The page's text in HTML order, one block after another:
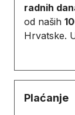
radnih
od naših
Hrvatske.
Plaćanje